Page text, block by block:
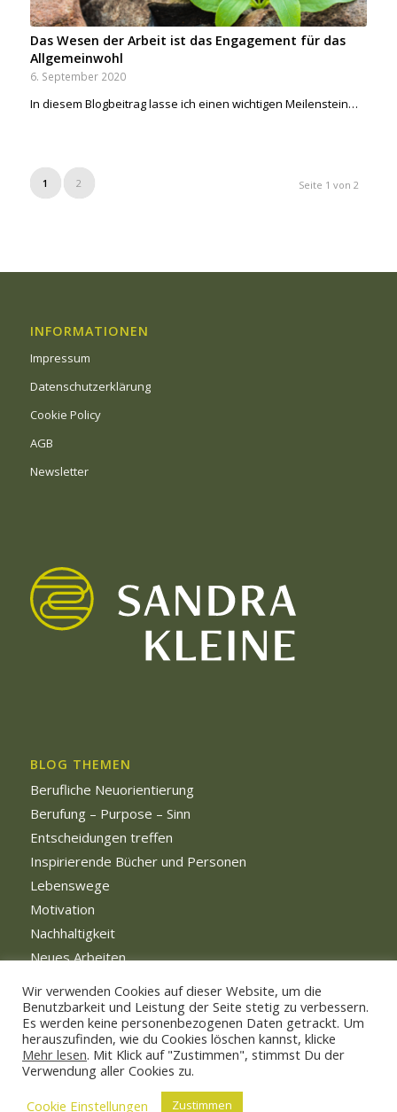
Das Wesen der Arbeit ist das Engagement für das
Allgemeinwohl
6. September 2020
In diesem Blogbeitrag lasse ich einen wichtigen Meilenstein…
Seite 1 von 2
1 2
INFORMATIONEN
Impressum
Datenschutzerklärung
Cookie Policy
AGB
Newsletter
BLOG THEMEN
Berufliche Neuorientierung
Berufung – Purpose – Sinn
Entscheidungen treffen
Inspirierende Bücher und Personen
Lebenswege
Motivation
Nachhaltigkeit
Neues Arbeiten
Theme by Kriesi
Wir verwenden Cookies auf dieser Website, um die
Benutzbarkeit und Leistung der Seite stetig zu verbessern.
Es werden keine personenbezogenen Daten getrackt. Um
herauszufinden, wie du Cookies löschen kannst, klicke
Mehr lesen. Mit Klick auf "Zustimmen", stimmst Du der
Verwendung aller Cookies zu.
Cookie Einstellungen
Zustimmen